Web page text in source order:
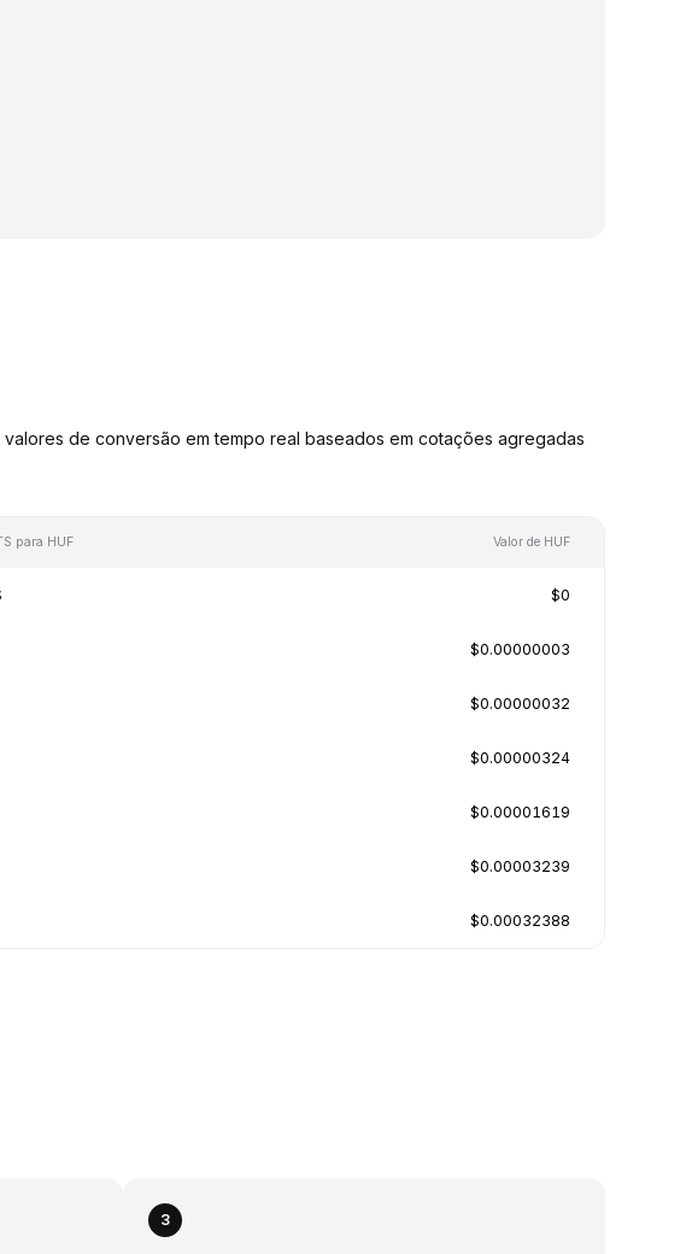
de conversão em tempo real baseados em cotações agregadas
para HUF Valor de HUF
$0
$0.00000003
$0.00000032
$0.00000324
$0.00001619
$0.00003239
$0.00032388
3